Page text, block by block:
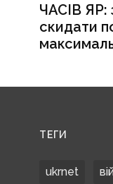
ЧАСІВ ЯР:
скидати
ТЕГИ
ukrnet